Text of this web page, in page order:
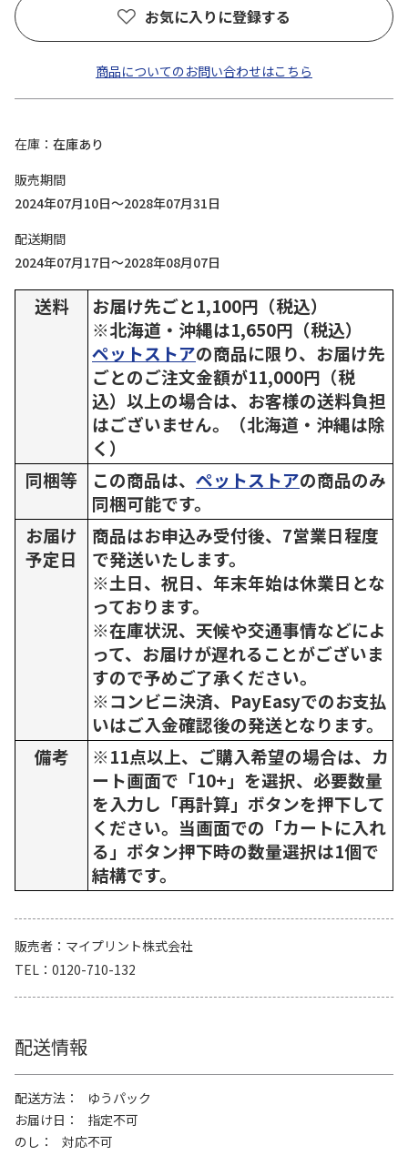
お気に入りに登録する
商品についてのお問い合わせはこちら
在庫
在庫あり
販売期間
2024年07月10日～2028年07月31日
配送期間
2024年07月17日～2028年08月07日
送料
お届け先ごと1,100円（税込）
※北海道・沖縄は1,650円（税込）
ペットストアの商品に限り、お届け先
ごとのご注文金額が11,000円（税
込）以上の場合は、お客様の送料負担
はございません。（北海道・沖縄は除
く）
同梱等
この商品は、 ペットストアの商品のみ
同梱可能です。
お届け
予定日
商品はお申込み受付後、7営業日程度
で発送いたします。
※土日、祝日、年末年始は休業日とな
っております。
※在庫状況、天候や交通事情などによ
って、お届けが遅れることがございま
すので予めご了承ください。
※コンビニ決済、PayEasyでのお支払
いはご入金確認後の発送となります。
備考
※11点以上、ご購入希望の場合は、カ
ート画面で「10+」を選択、必要数量
を入力し「再計算」ボタンを押下して
ください。当画面での「カートに入れ
る」ボタン押下時の数量選択は1個で
結構です。
販売者
マイプリント株式会社
TEL
0120-710-132
配送情報
配送方法
ゆうパック
お届け日
指定不可
のし
対応不可